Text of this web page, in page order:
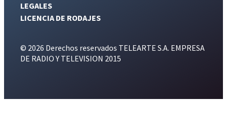
LEGALES
LICENCIA DE RODAJES
© 2026 Derechos reservados TELEARTE S.A. EMPRESA
DE RADIO Y TELEVISION 2015